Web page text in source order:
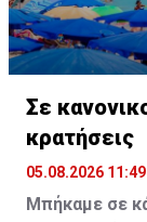
Σε
κρατήσεις
05.08.2026 11:49
Μπήκαμε σε